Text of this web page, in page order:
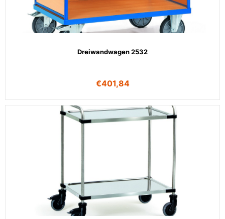
Dreiwandwagen 2532
€401,84